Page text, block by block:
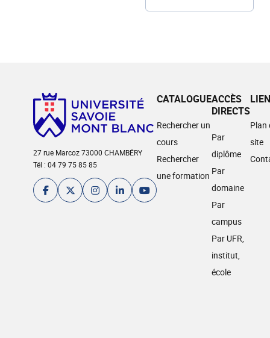
27 rue Marcoz 73000 CHAMBÉRY
Tél : 04 79 75 85 85
CATALOGUE
Rechercher un
cours
Rechercher
une formation
ACCÈS
DIRECTS
Par
diplôme
Par
domaine
Par
campus
Par UFR,
institut,
école
Plan
site